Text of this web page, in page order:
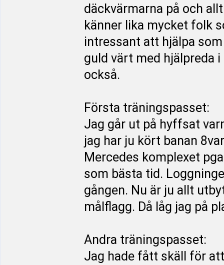
däckvärmarna på och
känner lika mycket folk
intressant att hjälpa
guld värt med hjälpreda
också.
Första träningspasset:
Jag går ut på hyffsat
jag har ju kört banan
Mercedes komplexet
som bästa tid.
gången. Nu är ju allt
målflagg. Då låg jag på
Andra träningspasset:
Jag hade fått skäll för